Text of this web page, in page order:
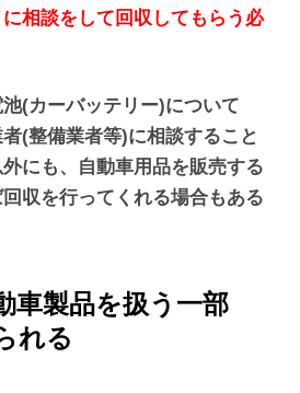
に相談をして回収してもらう必
(カーバッテリー)について
(整備業者等)に相談すること
にも、自動車用品を販売する
収を行ってくれる場合もある
車製品を扱う一部
れる